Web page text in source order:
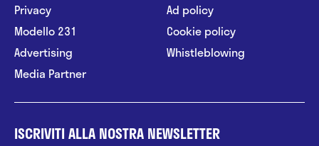
Privacy
Modello 231
Advertising
Media Partner
Ad policy
Cookie policy
Whistleblowing
ISCRIVITI ALLA NOSTRA NEWSLETTER